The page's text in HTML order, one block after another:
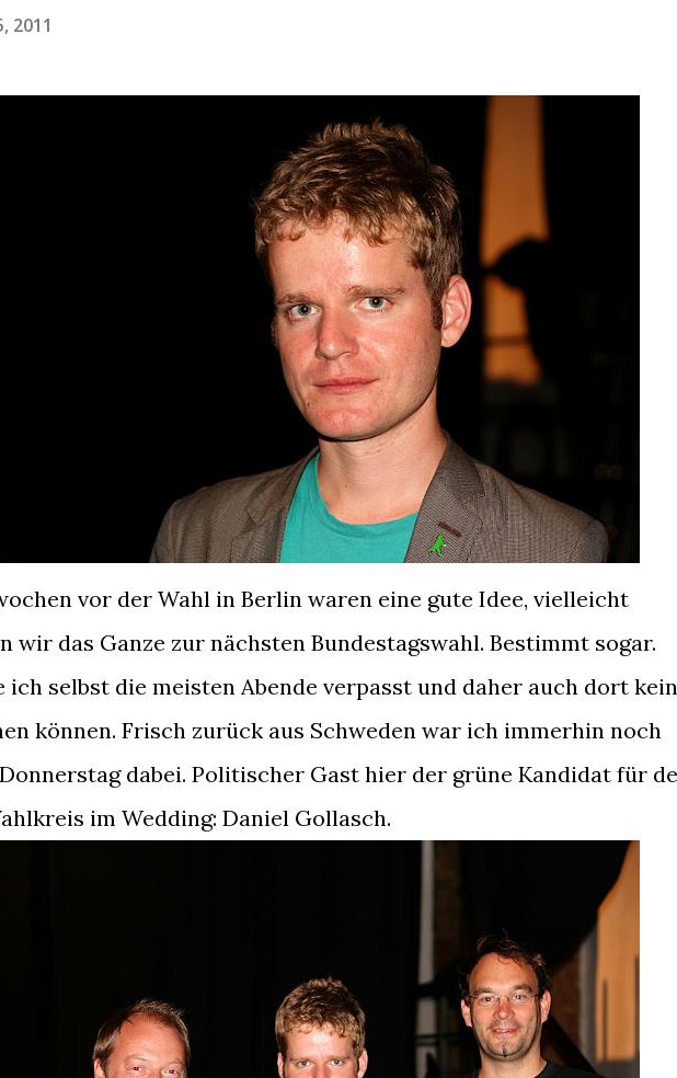
2011
vor der Wahl in Berlin waren eine gute Idee, vielleicht
wir das Ganze zur nächsten Bundestagswahl. Bestimmt sogar.
ich selbst die meisten Abende verpasst und daher auch dort
können. Frisch zurück aus Schweden war ich immerhin noch
dabei. Politischer Gast hier der grüne Kandidat für
im Wedding: Daniel Gollasch.